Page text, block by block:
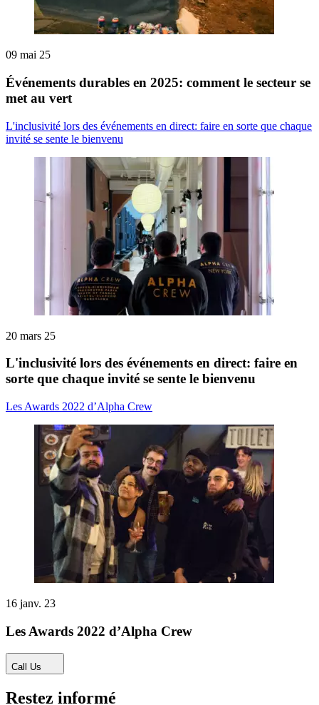
09 mai 25
Événements durables en 2025: comment le secteur se
met au vert
L'inclusivité lors des événements en direct: faire en sorte que chaque
invité se sente le bienvenu
20 mars 25
L'inclusivité lors des événements en direct: faire en
sorte que chaque invité se sente le bienvenu
Les Awards 2022 d’Alpha Crew
16 janv. 23
Les Awards 2022 d’Alpha Crew
Call Us
Restez informé